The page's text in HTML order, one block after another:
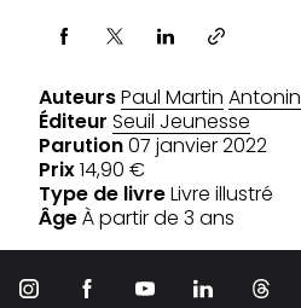
Partager via
AuteursPaul Martin
Éditeur Seuil Jeunesse
Parution07 janvier 2022
Prix14,90 €
Type de livreLivre illustré
ÂgeÀ partir de 3 ans